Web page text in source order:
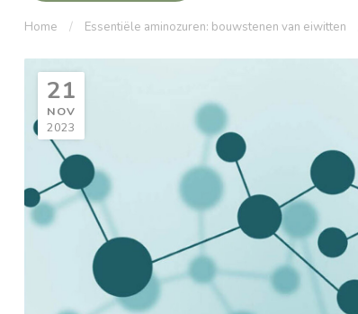
Home / Essentiële aminozuren: bouwstenen van eiwitten
21
NOV
2023